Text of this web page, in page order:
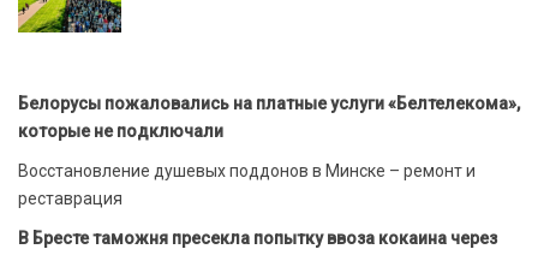
Белорусы пожаловались на платные услуги «Белтелекома»,
которые не подключали
Восстановление душевых поддонов в Минске – ремонт и
реставрация
В Бресте таможня пресекла попытку ввоза кокаина через